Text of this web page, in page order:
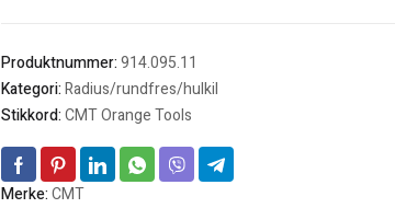
Produktnummer:914.095.11
Kategori:Radius/rundfres/hulkil
Stikkord:CMT Orange Tools
Merke:CMT